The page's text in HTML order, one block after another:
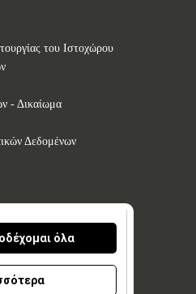
του Ιστοχώρου
- Δικαίωμα
Δεδομένων
όλα